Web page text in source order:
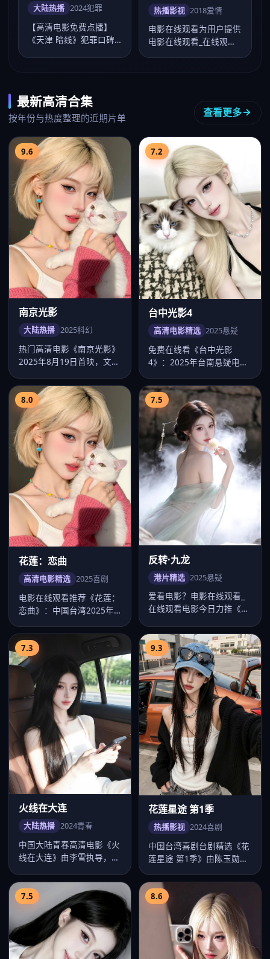
大陆热播 2024犯罪
【高清电影免费点播】
《天津 暗线》犯罪口碑
热播影视 2018爱情
电影在线观看为用户提供
电影在线观看_在线观看
最新高清合集
按年份与热度整理的近期片单 查看更多
9.6
南京光影
大陆热播 2025科幻
热门高清电影《南京光影》
2025年8月19日首映，文牧
伦…
7.2
台中光影4
高清电影精选 2025悬疑
免费在线看《台中光影
4》：2025年台南悬疑电
震、舒淇、许…
8.0
花莲：恋曲
高清电影精选 2025喜剧
电影在线观看推荐《花莲：
恋曲》：中国台湾2025年
桂纶镁…
7.5
反转·九龙
港片精选 2025悬疑
爱看电影？电影在线观看_
在线观看电影今日力推《反
港悬…
7.3
火线在大连
大陆热播 2024青春
中国大陆青春高清电影《火
线在大连》由李雪执导，卡
伦、李沁…
9.3
花莲星途 第1季
热播影视 2024喜剧
中国台湾喜剧台剧精选《花
莲星途 第1季》由陈玉勋执
静雯、…
7.5 8.6